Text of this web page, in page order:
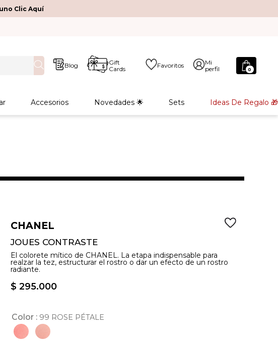
Clic Aquí
Blog
Gift
Cards
Favoritos
Mi
perfil
0
Accesorios Novedades 🌟 Sets Ideas De Regalo 🎁
CHANEL
JOUES CONTRASTE
El colorete mítico de CHANEL. La etapa indispensable para
realzar la tez, estructurar el rostro o dar un efecto de un rostro
radiante.
$ 295.000
Color 99 ROSE PÉTALE